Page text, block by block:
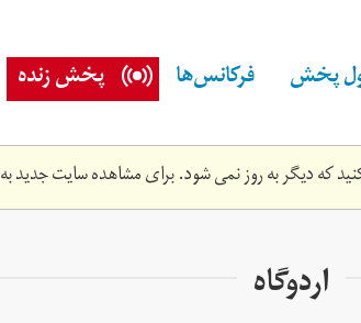
پخش فرکانس‌ها پخش زنده
که دیگر به روز نمی شود. برای مشاهده سایت جدید به
اردوگاه